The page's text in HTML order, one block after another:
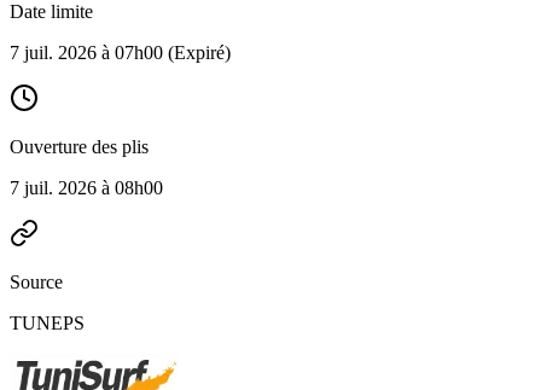
Date limite
7 juil. 2026 à 07h00 (Expiré)
Ouverture des plis
7 juil. 2026 à 08h00
Source
TUNEPS